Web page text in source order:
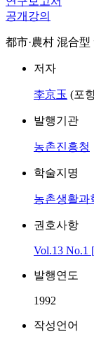
공개강의
都市·農村 混合
저자
李京玉 (포
발행기관
농촌진흥청
학술지명
농촌생활과
권호사항
Vol.13 No.1
발행연도
1992
작성언어